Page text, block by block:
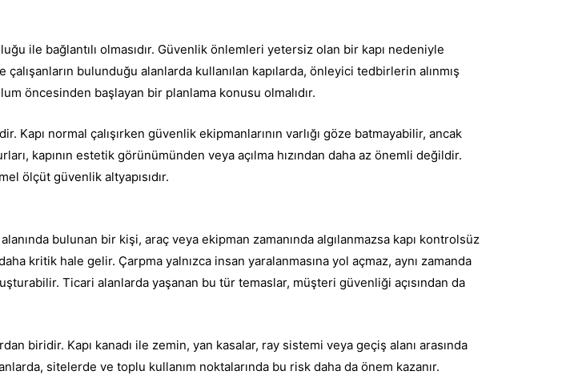
ile bağlantılı olmasıdır. Güvenlik önlemleri yetersiz olan bir kapı nedeniyle
bulunduğu alanlarda kullanılan kapılarda, önleyici tedbirlerin alınmış
öncesinden başlayan bir planlama konusu olmalıdır.
normal çalışırken güvenlik ekipmanlarının varlığı göze batmayabilir, ancak
kapının estetik görünümünden veya açılma hızından daha az önemli değildir.
ölçüt güvenlik altyapısıdır.
bulunan bir kişi, araç veya ekipman zamanında algılanmazsa kapı kontrolsüz
kritik hale gelir. Çarpma yalnızca insan yaralanmasına yol açmaz, aynı zamanda
Ticari alanlarda yaşanan bu tür temaslar, müşteri güvenliği açısından da
biridir. Kapı kanadı ile zemin, yan kasalar, ray sistemi veya geçiş alanı arasında
sitelerde ve toplu kullanım noktalarında bu risk daha da önem kazanır.